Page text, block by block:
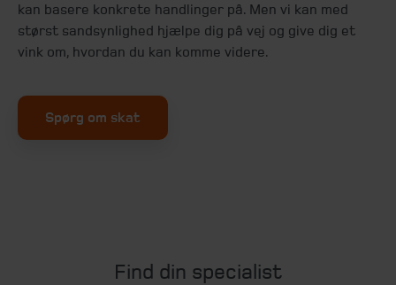
kan basere konkrete handlinger på. Men vi kan med
størst sandsynlighed hjælpe dig på vej og give dig et
vink om, hvordan du kan komme videre.
Spørg om skat
Find din specialist